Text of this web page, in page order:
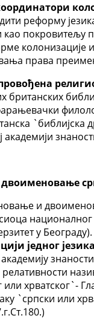
реформу
као
колонизације
права
британских
`библијска
академији
и
у Београду).
једног
академију
или хрватског`-
`српски или